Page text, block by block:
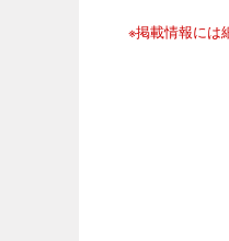
※掲載情報には